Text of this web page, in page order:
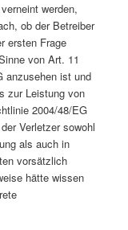
werden,
ob der Betreiber
ersten Frage
von Art. 11
anzusehen ist und
zur Leistung von
2004/48/EG
Verletzer sowohl
als auch in
vorsätzlich
hätte wissen